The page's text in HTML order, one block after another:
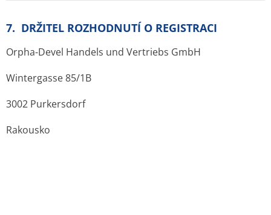
7. DRŽITEL ROZHODNUTÍ O REGISTRACI
Orpha-Devel Handels und Vertriebs GmbH
Wintergasse 85/1B
3002 Purkersdorf
Rakousko